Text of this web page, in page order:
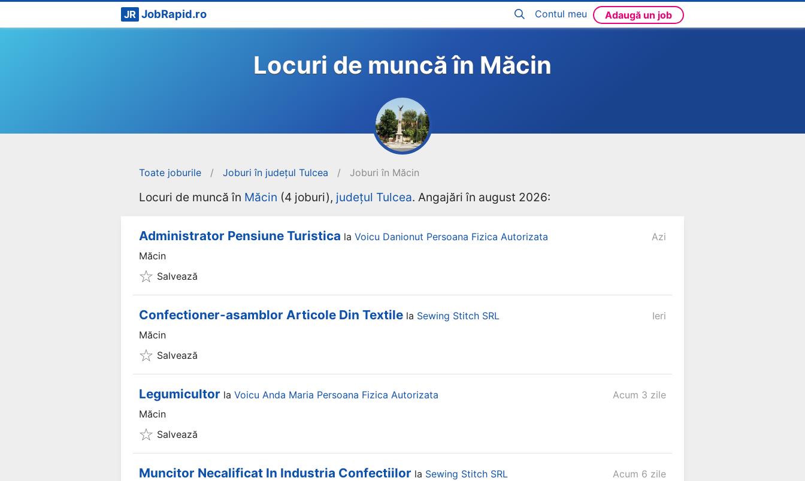
Contul meu Adaugă un job
JR JobRapid.ro
Locuri de muncă în Măcin
Toate joburile / Joburi în județul Tulcea / Joburi în Măcin
Locuri de muncă în Măcin (4 joburi), județul Tulcea. Angajări în august 2026:
Azi
Administrator Pensiune Turistica la Voicu Danionut Persoana Fizica Autorizata
Măcin
Salvează
Ieri
Confectioner-asamblor Articole Din Textile la Sewing Stitch SRL
Măcin
Salvează
Acum 3 zile
Legumicultor la Voicu Anda Maria Persoana Fizica Autorizata
Măcin
Salvează
Acum 6 zile
Muncitor Necalificat In Industria Confectiilor la Sewing Stitch SRL